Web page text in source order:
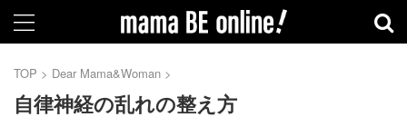
TOP > Dear Mama&Woman >
自律神経の乱れの整え方